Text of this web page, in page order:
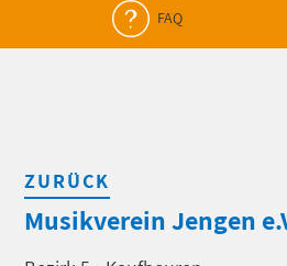
FAQ
ZURÜCK
Musikverein Jengen